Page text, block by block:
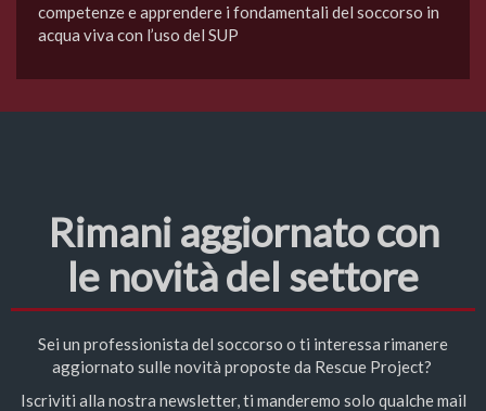
competenze e apprendere i fondamentali del soccorso in
acqua viva con l’uso del SUP
Rimani aggiornato con
le novità del settore
Sei un professionista del soccorso o ti interessa rimanere
aggiornato sulle novità proposte da Rescue Project?
Iscriviti alla nostra newsletter, ti manderemo solo qualche mail